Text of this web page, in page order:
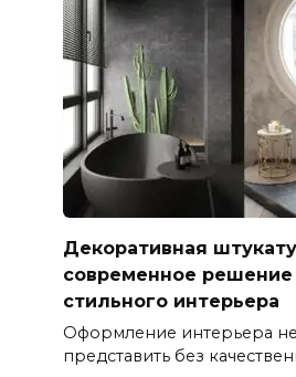
Декоративная
современное
стильного интерьера
Оформление интерьера
представить без